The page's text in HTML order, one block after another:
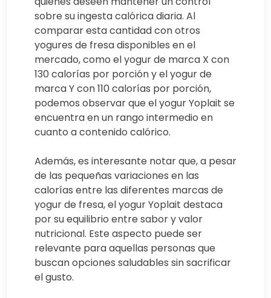
sobre su ingesta calórica diaria. Al
comparar esta cantidad con otros
yogures de fresa disponibles en el
mercado, como el yogur de marca X con
130 calorías por porción y el yogur de
marca Y con 110 calorías por porción,
podemos observar que el yogur Yoplait se
encuentra en un rango intermedio en
cuanto a contenido calórico.
Además, es interesante notar que, a pesar
de las pequeñas variaciones en las
calorías entre las diferentes marcas de
yogur de fresa, el yogur Yoplait destaca
por su equilibrio entre sabor y valor
nutricional. Este aspecto puede ser
relevante para aquellas personas que
buscan opciones saludables sin sacrificar
el gusto.